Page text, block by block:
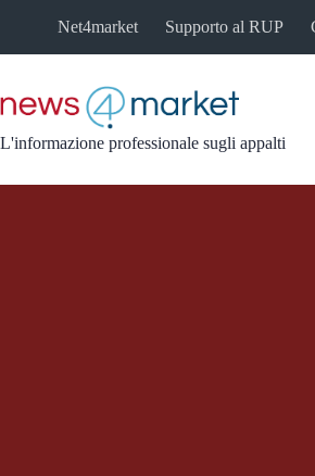
Net4market Supporto al RUP
L'informazione professionale sugli appalti